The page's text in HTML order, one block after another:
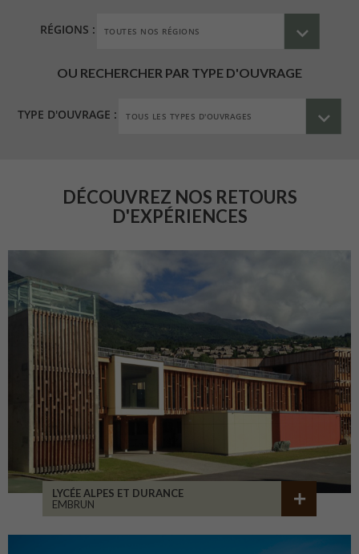
RÉGIONS :
OU RECHERCHER PAR TYPE D'OUVRAGE
TYPE D'OUVRAGE :
DÉCOUVREZ NOS RETOURS
D'EXPÉRIENCES
LYCÉE ALPES ET DURANCE
EMBRUN